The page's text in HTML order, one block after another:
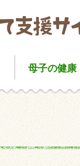
母子の健康